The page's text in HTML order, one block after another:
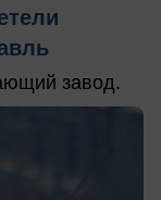
завод.